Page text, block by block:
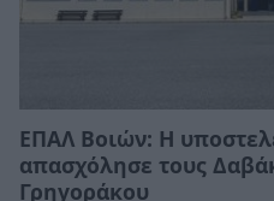
ΕΠΑΛ Βοιών: Η
απασχόλησε τους
Γρηγοράκου